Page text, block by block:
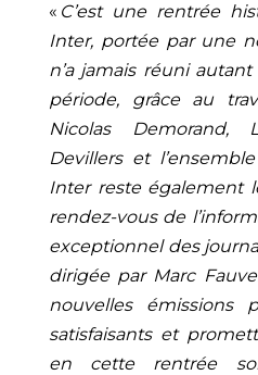
« C’est une rentrée
Inter, portée par une
n’a jamais réuni
période, grâce au
Nicolas Demorand,
Devillers et
Inter reste également
rendez-vous de
exceptionnel des
dirigée par Marc
nouvelles émissions
satisfaisants et
en cette rentrée